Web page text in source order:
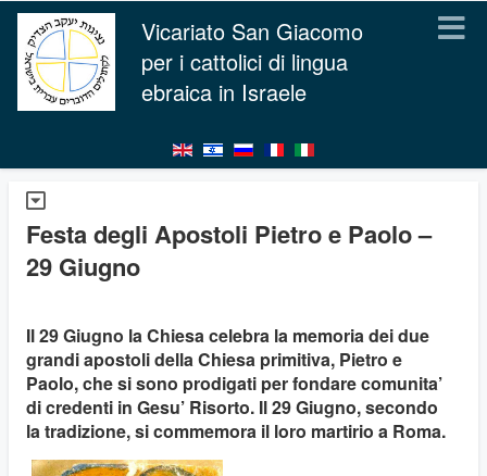
Vicariato San Giacomo
per i cattolici di lingua
ebraica in Israele
Festa degli Apostoli Pietro e Paolo –
29 Giugno
Il 29 Giugno la Chiesa celebra la memoria dei due
grandi apostoli della Chiesa primitiva, Pietro e
Paolo, che si sono prodigati per fondare comunita’
di credenti in Gesu’ Risorto. Il 29 Giugno, secondo
la tradizione, si commemora il loro martirio a Roma.